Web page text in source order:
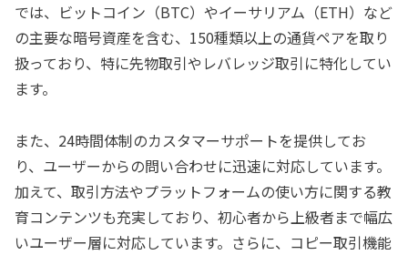
では、ビットコイン（BTC）やイーサリアム（ETH）など
の主要な暗号資産を含む、150種類以上の通貨ペアを取り
扱っており、特に先物取引やレバレッジ取引に特化してい
ます。
また、24時間体制のカスタマーサポートを提供してお
り、ユーザーからの問い合わせに迅速に対応しています。
加えて、取引方法やプラットフォームの使い方に関する教
育コンテンツも充実しており、初心者から上級者まで幅広
いユーザー層に対応しています。さらに、コピー取引機能